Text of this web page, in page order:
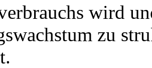
wird
zu